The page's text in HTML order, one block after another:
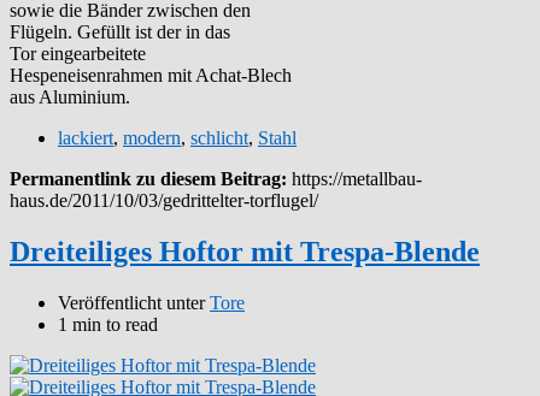
sowie die Bänder zwischen den
Flügeln. Gefüllt ist der in das
Tor eingearbeitete
Hespeneisenrahmen mit Achat-Blech
aus Aluminium.
lackiert, modern, schlicht, Stahl
Permanentlink zu diesem Beitrag: https://metallbau-
haus.de/2011/10/03/gedrittelter-torflugel/
Dreiteiliges Hoftor mit Trespa-Blende
Veröffentlicht unterTore
1 min to read